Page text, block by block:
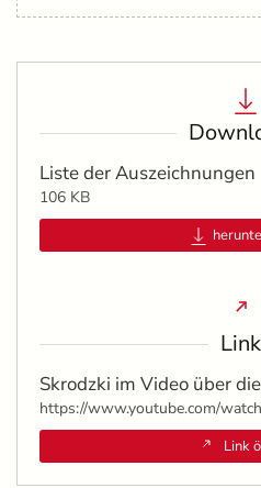
Liste der Auszeichnungen
106 KB
Skrodzki im Video über
Link